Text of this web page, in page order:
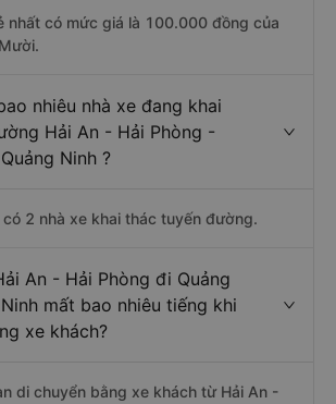
nhất có mức giá là 100.000 đồng của
nhiêu nhà xe đang khai
Hải An - Hải Phòng -
Ninh ?
có 2 nhà xe khai thác tuyến đường.
An - Hải Phòng đi Quảng
mất bao nhiêu tiếng khi
xe khách?
di chuyển bằng xe khách từ Hải An -